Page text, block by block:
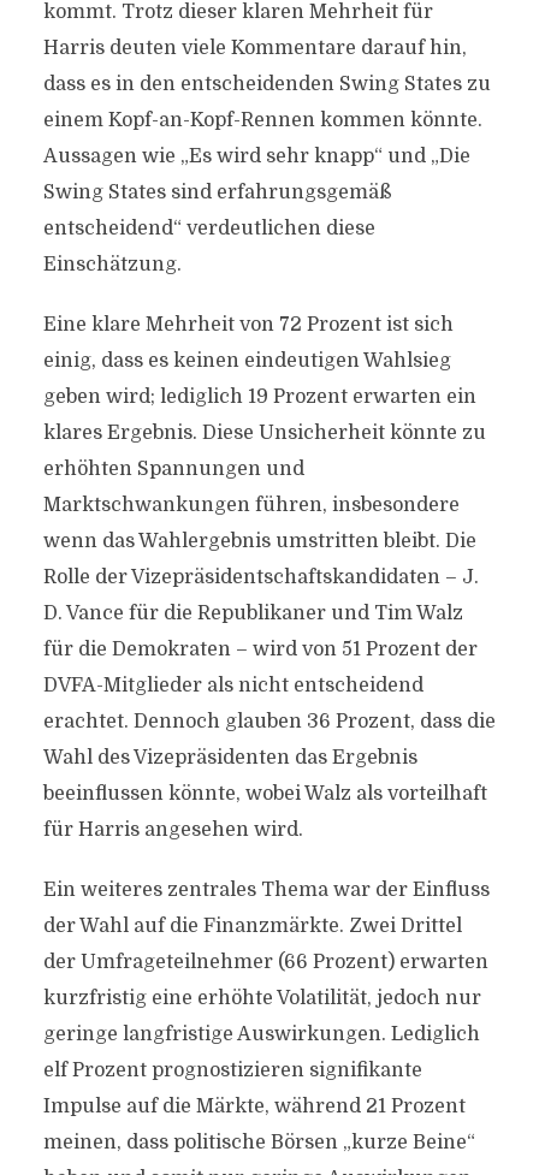
kommt. Trotz dieser klaren Mehrheit für
Harris deuten viele Kommentare darauf hin,
dass es in den entscheidenden Swing States zu
einem Kopf-an-Kopf-Rennen kommen könnte.
Aussagen wie „Es wird sehr knapp“ und „Die
Swing States sind erfahrungsgemäß
entscheidend“ verdeutlichen diese
Einschätzung.
Eine klare Mehrheit von 72 Prozent ist sich
einig, dass es keinen eindeutigen Wahlsieg
geben wird; lediglich 19 Prozent erwarten ein
klares Ergebnis. Diese Unsicherheit könnte zu
erhöhten Spannungen und
Marktschwankungen führen, insbesondere
wenn das Wahlergebnis umstritten bleibt. Die
Rolle der Vizepräsidentschaftskandidaten – J.
D. Vance für die Republikaner und Tim Walz
für die Demokraten – wird von 51 Prozent der
DVFA-Mitglieder als nicht entscheidend
erachtet. Dennoch glauben 36 Prozent, dass die
Wahl des Vizepräsidenten das Ergebnis
beeinflussen könnte, wobei Walz als vorteilhaft
für Harris angesehen wird.
Ein weiteres zentrales Thema war der Einfluss
der Wahl auf die Finanzmärkte. Zwei Drittel
der Umfrageteilnehmer (66 Prozent) erwarten
kurzfristig eine erhöhte Volatilität, jedoch nur
geringe langfristige Auswirkungen. Lediglich
elf Prozent prognostizieren signifikante
Impulse auf die Märkte, während 21 Prozent
meinen, dass politische Börsen „kurze Beine“